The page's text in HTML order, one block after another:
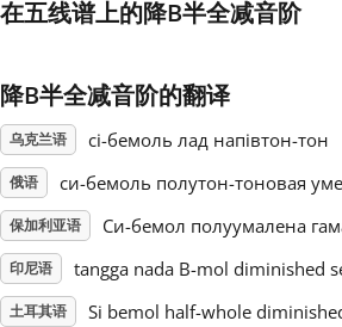
Italiano
日本語
Português
Русский
在五线谱上的降B半全减音阶
降B半全减音阶的翻译
乌克兰语 сі-бемоль лад напівтон-тон
俄语 си-бемоль полутон-тоновая
保加利亚语 Си-бемол полуумалена
印尼语 tangga nada B-mol diminished
土耳其语 Si bemol half-whole